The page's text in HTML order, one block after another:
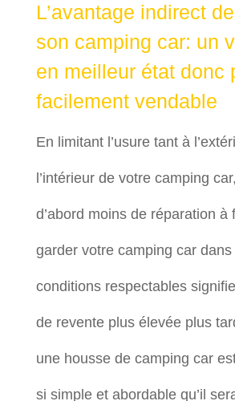
L’avantage indirect
son camping car: un
en meilleur état donc
facilement vendable
En limitant l’usure tant à
l’intérieur de votre camping
d’abord moins de réparation à
garder votre camping car dans
conditions respectables
de revente plus élevée plus
une housse de camping car
si simple et abordable qu’il